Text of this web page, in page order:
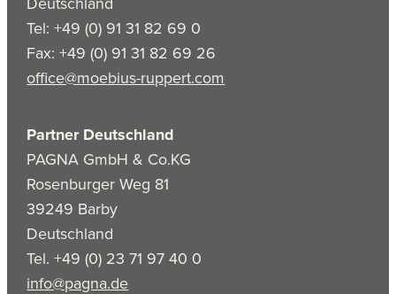
Tel: +49 (0) 91 31 82 69 0
Fax: +49 (0) 91 31 82 69 26
office@moebius-ruppert.com
Partner Deutschland
PAGNA GmbH & Co.KG
Rosenburger Weg 81
39249 Barby
Deutschland
Tel. +49 (0) 23 71 97 40 0
info@pagna.de